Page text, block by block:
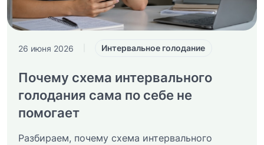
26 июня 2026 Интервальное голодание
Почему схема интервального
голодания сама по себе не
помогает
Разбираем, почему схема интервального